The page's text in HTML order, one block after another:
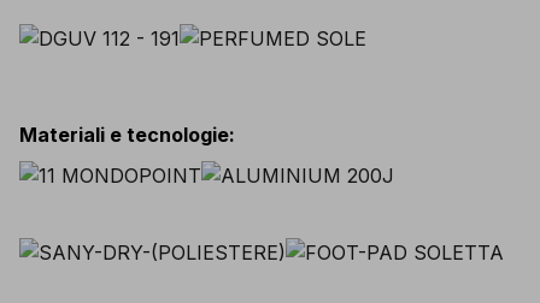
Materiali e tecnologie: